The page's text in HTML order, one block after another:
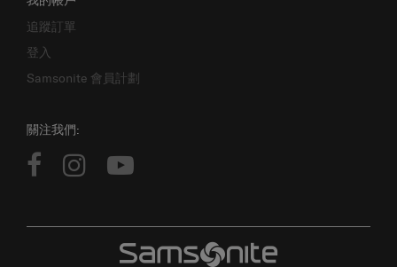
追蹤訂單
登入
Samsonite 會員計劃